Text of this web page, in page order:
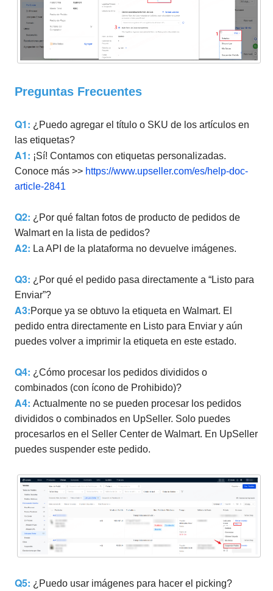
Preguntas Frecuentes
Q1: ¿Puedo agregar el título o SKU de los artículos en
las etiquetas?
A1: ¡Sí! Contamos con etiquetas personalizadas.
Conoce más >> https://www.upseller.com/es/help-doc-
article-2841
Q2: ¿Por qué faltan fotos de producto de pedidos de
Walmart en la lista de pedidos?
A2: La API de la plataforma no devuelve imágenes.
Q3: ¿Por qué el pedido pasa directamente a “Listo para
Enviar”?
A3:Porque ya se obtuvo la etiqueta en Walmart. El
pedido entra directamente en Listo para Enviar y aún
puedes volver a imprimir la etiqueta en este estado.
Q4: ¿Cómo procesar los pedidos divididos o
combinados (con ícono de Prohibido)?
A4: Actualmente no se pueden procesar los pedidos
divididos o combinados en UpSeller. Solo puedes
procesarlos en el Seller Center de Walmart. En UpSeller
puedes suspender este pedido.
Q5: ¿Puedo usar imágenes para hacer el picking?